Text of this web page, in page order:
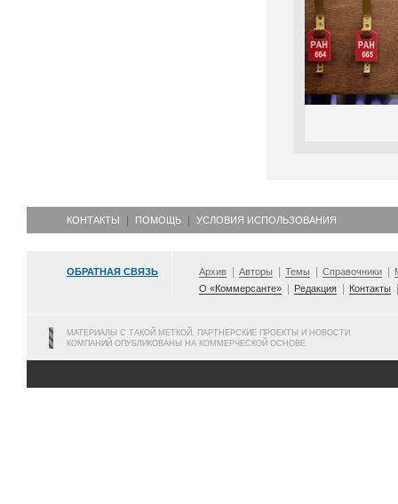
КОНТАКТЫ ПОМОЩЬ УСЛОВИЯ ИСПОЛЬЗОВАНИЯ
ОБРАТНАЯ СВЯЗЬ Архив Авторы Темы Справочники
О «Коммерсанте»
Редакция Контакты
МАТЕРИАЛЫ С ТАКОЙ МЕТКОЙ, ПАРТНЕРСКИЕ ПРОЕКТЫ И НОВОСТИ
КОМПАНИЙ ОПУБЛИКОВАНЫ НА КОММЕРЧЕСКОЙ ОСНОВЕ